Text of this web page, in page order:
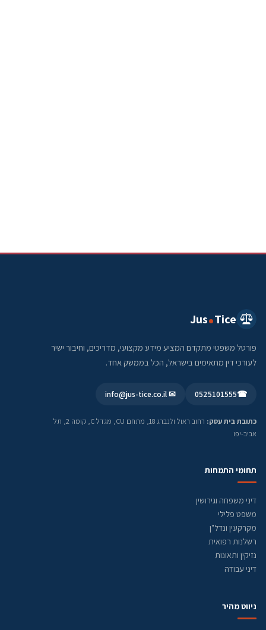
Jus Tice
פורטל משפטי מתקדם המציע מידע מקצועי, מדריכים, וחיבור ישיר
לעורכי דין מתאימים בישראל, הכל בממשק אחד.
☎
0525101555
✉ info@jus-tice.co.il
כתובת בית עסק:
רחוב ראול ולנברג 18, מתחם CU, מגדל C, קומה 2, תל
אביב-יפו
תחומי התמחות
דיני משפחה וגירושין
משפט פלילי
מקרקעין ונדל"ן
רשלנות רפואית
נזיקין ותאונות
דיני עבודה
ניווט מהיר